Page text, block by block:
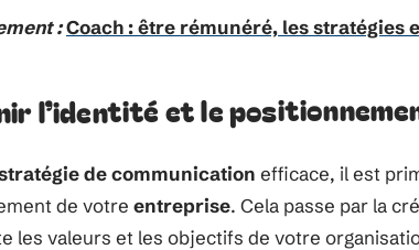
:Coach : être rémunéré, les stratégies
l’identité et le
de communication efficace, il est
de votre entreprise. Cela passe par la
les valeurs et les objectifs de votre